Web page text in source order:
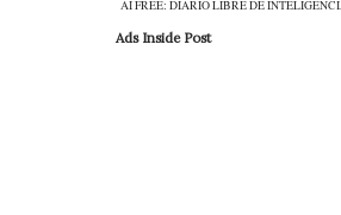
AI FREE: DIARIO LIBRE DE
Ads Inside Post